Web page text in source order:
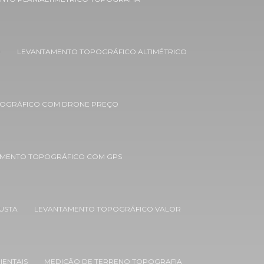
LEVANTAMENTO TOPOGRÁFICO ALTIMÉTRICO
COM DRONE PREÇO
TOPOGRÁFICO COM GPS
LEVANTAMENTO TOPOGRÁFICO VALOR
MEDIÇÃO DE TERRENO TOPOGRAFIA
Empresas de estudos ambientais
Empresas de recuperação de áreas
Estudo de impacto ambiental e
urbano